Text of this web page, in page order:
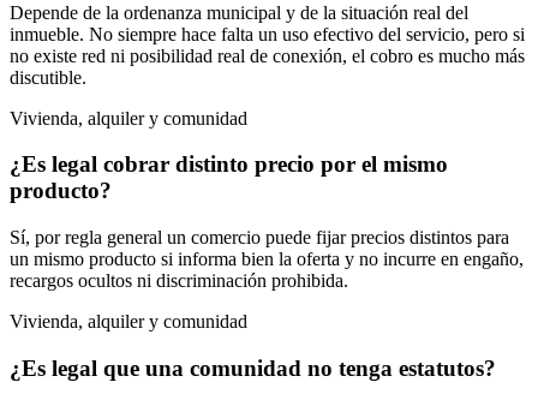
Depende de la ordenanza municipal y de la situación real del
inmueble. No siempre hace falta un uso efectivo del servicio, pero si
no existe red ni posibilidad real de conexión, el cobro es mucho más
discutible.
Vivienda, alquiler y comunidad
¿Es legal cobrar distinto precio por el mismo
producto?
Sí, por regla general un comercio puede fijar precios distintos para
un mismo producto si informa bien la oferta y no incurre en engaño,
recargos ocultos ni discriminación prohibida.
Vivienda, alquiler y comunidad
¿Es legal que una comunidad no tenga estatutos?